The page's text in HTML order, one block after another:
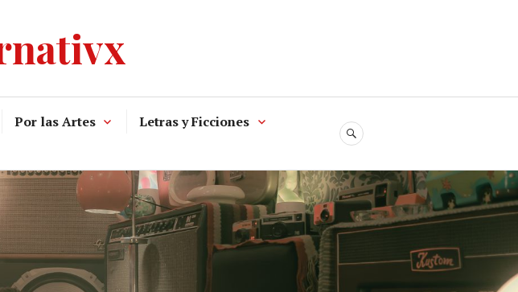
Por las Artes
Letras y Ficciones
SEARCH